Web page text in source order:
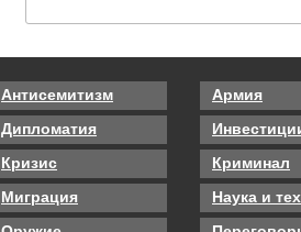
Антисемитизм Армия
Дипломатия
Кризис
Криминал
Миграция
Наука и